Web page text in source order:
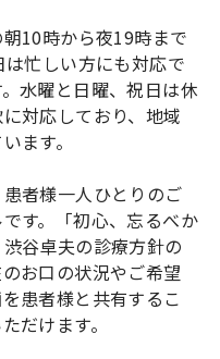
10時から夜19時まで
は忙しい方にも対応で
水曜と日曜、祝日は休
対応しており、地域
ます。
者様一人ひとりのご
す。「初心、忘るべか
谷卓夫の診療方針の
お口の状況やご希望
患者様と共有するこ
だけます。